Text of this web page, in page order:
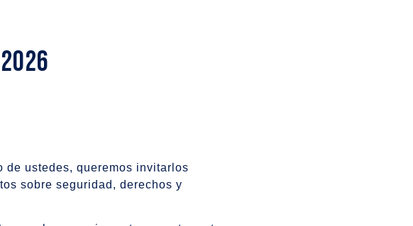
2026
de ustedes, queremos invitarlos
sobre seguridad, derechos y